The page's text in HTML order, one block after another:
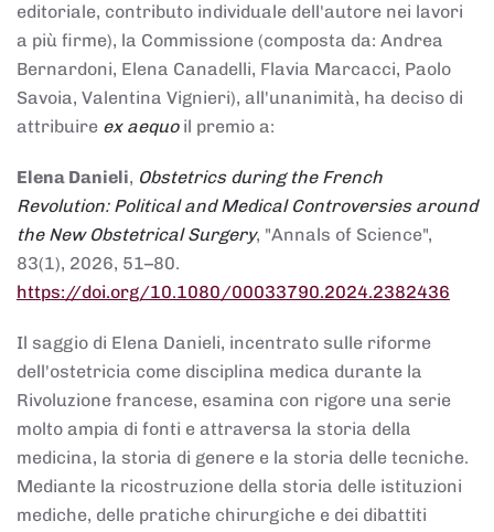
editoriale, contributo individuale dell'autore nei lavori
a più firme), la Commissione (composta da: Andrea
Bernardoni, Elena Canadelli, Flavia Marcacci, Paolo
Savoia, Valentina Vignieri), all'unanimità, ha deciso di
attribuire ex aequoil premio a:
Elena Danieli, Obstetrics during the French
Revolution: Political and Medical Controversies around
the New Obstetrical Surgery, "Annals of Science",
83(1), 2026, 51–80.
https://doi.org/10.1080/00033790.2024.2382436
Il saggio di Elena Danieli, incentrato sulle riforme
dell'ostetricia come disciplina medica durante la
Rivoluzione francese, esamina con rigore una serie
molto ampia di fonti e attraversa la storia della
medicina, la storia di genere e la storia delle tecniche.
Mediante la ricostruzione della storia delle istituzioni
mediche, delle pratiche chirurgiche e dei dibattiti